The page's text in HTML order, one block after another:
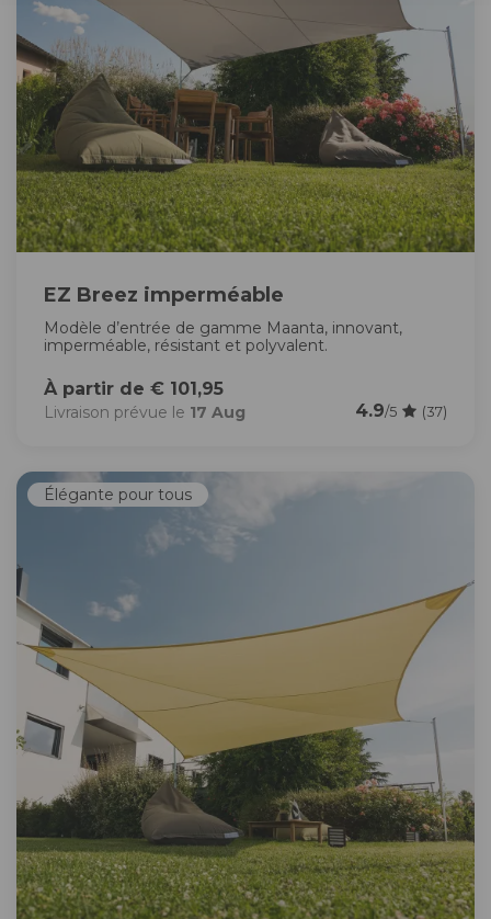
EZ Breez imperméable
Modèle d’entrée de gamme Maanta, innovant,
imperméable, résistant et polyvalent.
À partir de € 101,95
Livraison prévue le 17 Aug 4.9/5 (37)
Élégante pour tous